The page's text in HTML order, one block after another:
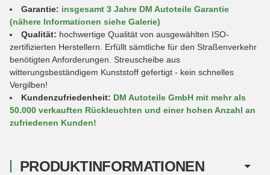
PRODUKTINFORMATIONEN
Garantie: insgesamt 3 Jahre DM Autoteile Garantie
(nähere Informationen siehe Galerie)
Qualität: hochwertige Qualität von ausgewählten ISO-
zertifizierten Herstellern. Erfüllt sämtliche für den Straßenverkehr
benötigten Anforderungen. Streuscheibe aus
witterungsbeständigem Kunststoff gefertigt - kein schnelles
Vergilben!
Kundenzufriedenheit: DM Autoteile GmbH mit mehr als
50.000 verkauften Rückleuchten und einer hohen Anzahl an
zufriedenen Kunden!